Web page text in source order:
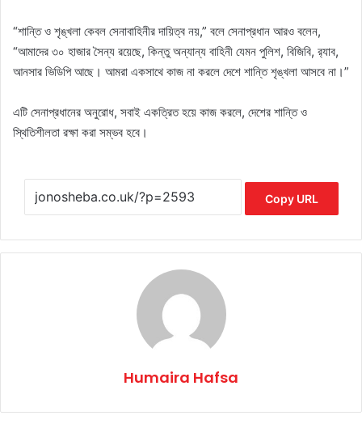
“শান্তি ও শৃঙ্খলা কেবল সেনাবাহিনীর দায়িত্ব নয়,” বলে সেনাপ্রধান আরও বলেন,
“আমাদের ৩০ হাজার সৈন্য রয়েছে, কিন্তু অন্যান্য বাহিনী যেমন পুলিশ, বিজিবি, র‌্যাব,
আনসার ভিডিপি আছে। আমরা একসাথে কাজ না করলে দেশে শান্তি শৃঙ্খলা আসবে না।”
এটি সেনাপ্রধানের অনুরোধ, সবাই একত্রিত হয়ে কাজ করলে, দেশের শান্তি ও
স্থিতিশীলতা রক্ষা করা সম্ভব হবে।
Copy URL
Humaira Hafsa